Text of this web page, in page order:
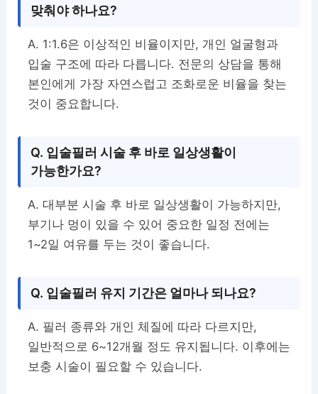
맞춰야 하나요?
A. 1:1.6은 이상적인 비율이지만, 개인 얼굴형과
입술 구조에 따라 다릅니다. 전문의 상담을 통해
본인에게 가장 자연스럽고 조화로운 비율을 찾는
것이 중요합니다.
Q. 입술필러 시술 후 바로 일상생활이
가능한가요?
A. 대부분 시술 후 바로 일상생활이 가능하지만,
부기나 멍이 있을 수 있어 중요한 일정 전에는
1~2일 여유를 두는 것이 좋습니다.
Q. 입술필러 유지 기간은 얼마나 되나요?
A. 필러 종류와 개인 체질에 따라 다르지만,
일반적으로 6~12개월 정도 유지됩니다. 이후에는
보충 시술이 필요할 수 있습니다.